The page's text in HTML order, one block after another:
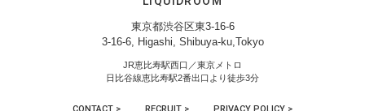
東京都渋谷区東3-16-6
3-16-6, Higashi, Shibuya-ku,Tokyo
JR恵比寿駅西口／東京メトロ
日比谷線恵比寿駅2番出口より徒歩3分